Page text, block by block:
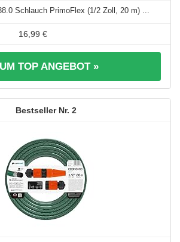
Schlauch PrimoFlex (1/2 Zoll, 20 m) ...
16,99 €
TOP ANGEBOT »
2